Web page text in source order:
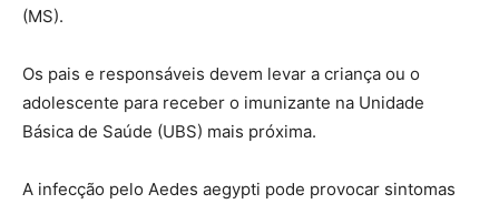
(MS).
Os pais e responsáveis devem levar a criança ou o
adolescente para receber o imunizante na Unidade
Básica de Saúde (UBS) mais próxima.
A infecção pelo Aedes aegypti pode provocar sintomas